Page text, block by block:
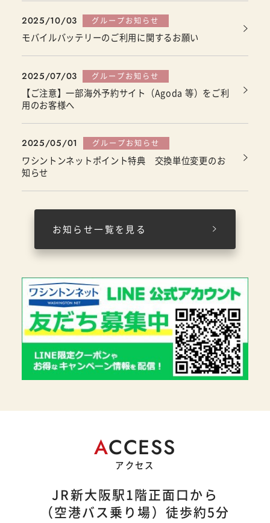
2025/10/03 グループお知らせ
モバイルバッテリーのご利用に関するお願い
2025/07/03 グループお知らせ
【ご注意】一部海外予約サイト（Agoda 等）をご利
用のお客様へ
2025/05/01 グループお知らせ
ワシントンネットポイント特典 交換単位変更のお
知らせ
お知らせ一覧を見る
ACCESS
アクセス
JR新大阪駅1階正面口から
（空港バス乗り場）徒歩約5分